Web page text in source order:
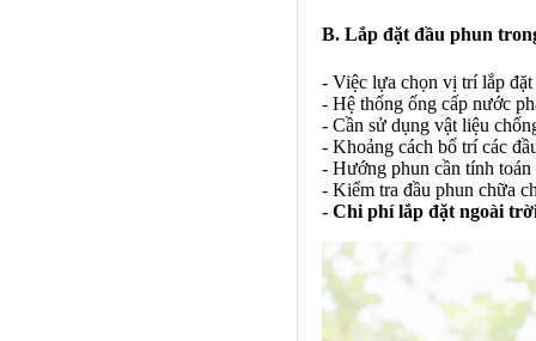
B. Lắp đặt đầu phun
- Việc lựa chọn vị trí lắp
- Hệ thống ống cấp nước
- Cần sử dụng vật liệu
- Khoảng cách bố trí các
- Hướng phun cần tính
- Kiểm tra đầu phun chữa
- Chi phí lắp đặt ngoài